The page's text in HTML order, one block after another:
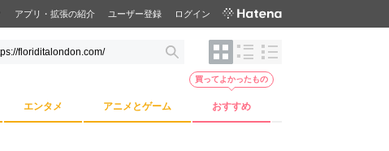
アプリ・拡張の紹介 ユーザー登録 ログイン
エンタメ アニメとゲーム おすすめ
買ってよかったもの